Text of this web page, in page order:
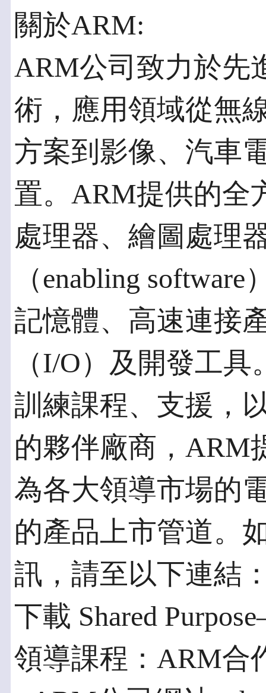
關於ARM:
ARM公司致力於先
術，應用領域從無
方案到影像、汽車
置。ARM提供的全
處理器、繪圖處理
（enabling
記憶體、高速連接
（I/O）及開發工
訓練課程、支援，
的夥伴廠商，ARM
為各大領導市場的
的產品上市管道。
訊，請至以下連結
下載 Shared
領導課程：ARM合